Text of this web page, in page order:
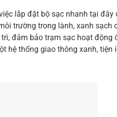
lắp đặt bộ sạc nhanh tại
trường trong lành, xanh sạch
đảm bảo trạm sạc hoạt động
hệ thống giao thông xanh, tiện